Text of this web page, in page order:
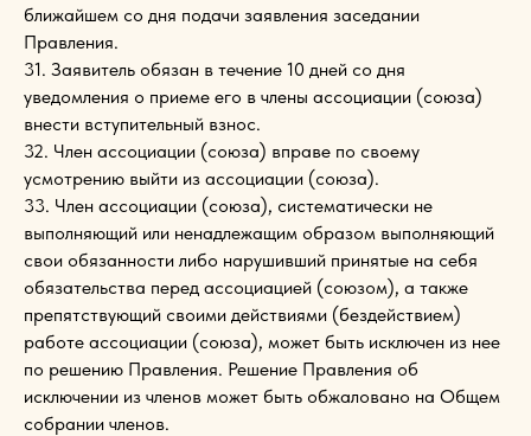
ближайшем со дня подачи заявления заседании
Правления.
31. Заявитель обязан в течение 10 дней со дня
уведомления о приеме его в члены ассоциации (союза)
внести вступительный взнос.
32. Член ассоциации (союза) вправе по своему
усмотрению выйти из ассоциации (союза).
33. Член ассоциации (союза), систематически не
выполняющий или ненадлежащим образом выполняющий
свои обязанности либо нарушивший принятые на себя
обязательства перед ассоциацией (союзом), а также
препятствующий своими действиями (бездействием)
работе ассоциации (союза), может быть исключен из нее
по решению Правления. Решение Правления об
исключении из членов может быть обжаловано на Общем
собрании членов.